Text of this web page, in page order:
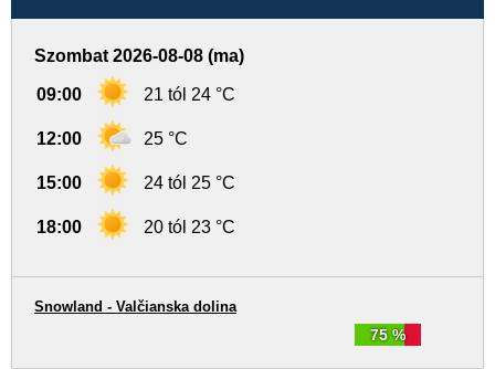
Szombat 2026-08-08 (ma)
09:00 21 tól 24 °C
12:00 25 °C
15:00 24 tól 25 °C
18:00 20 tól 23 °C
75 %
Snowland - Valčianska dolina